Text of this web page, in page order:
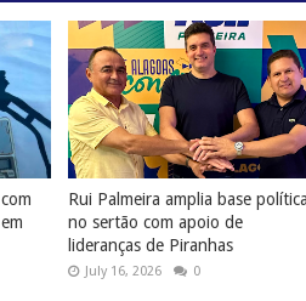
Rui Palmeira amplia base política
no sertão com apoio de
lideranças de Piranhas
July 16, 2026 0